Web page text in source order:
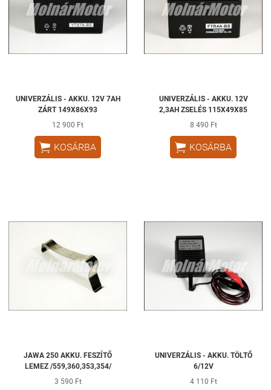
UNIVERZÁLIS - AKKU. 12V 7AH
ZÁRT 149X86X93
12 900 Ft
 KOSÁRBA
UNIVERZÁLIS - AKKU. 12V
2,3AH ZSELÉS 115X49X85
8 490 Ft
 KOSÁRBA
JAWA 250 AKKU. FESZÍTŐ
LEMEZ /559,360,353,354/
3 590 Ft
UNIVERZÁLIS - AKKU. TÖLTŐ
6/12V
4 110 Ft